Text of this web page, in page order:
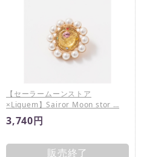
【セーラームーンストア
×Liquem】Sairor Moon stor …
3,740円
販売終了